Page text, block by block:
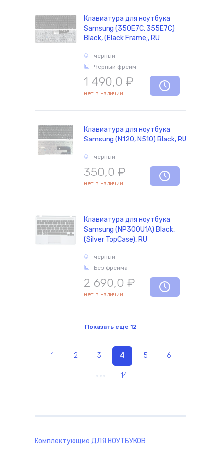
Клавиатура для ноутбука
Samsung (350E7C, 355E7C)
Black, (Black Frame), RU
черный
Черный фрейм
1 490,0 ₽
нет в наличии
Клавиатура для ноутбука
Samsung (N120, N510) Black, RU
черный
350,0 ₽
нет в наличии
Клавиатура для ноутбука
Samsung (NP300U1A) Black,
(Silver TopCase), RU
черный
Без фрейма
2 690,0 ₽
нет в наличии
Показать еще 12
1 2 3 4 5 6
14
Комплектующие ДЛЯ НОУТБУКОВ